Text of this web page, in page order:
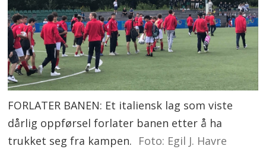
FORLATER BANEN: Et italiensk lag som viste
dårlig oppførsel forlater banen etter å ha
trukket seg fra kampen. Foto: Egil J. Havre